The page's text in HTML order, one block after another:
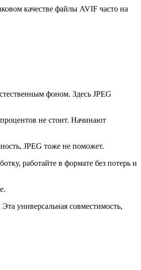
качестве файлы AVIF часто на
фоном. Здесь JPEG
не стоит. Начинают
JPEG тоже не поможет.
работайте в формате без потерь и
универсальная совместимость,